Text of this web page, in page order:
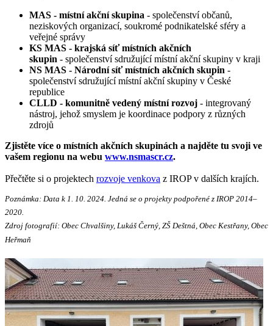
MAS - místní akční skupina - společenství občanů,
neziskových organizací, soukromé podnikatelské sféry a
veřejné správy
KS MAS - krajská síť místních akčních
skupin - společenství sdružující místní akční skupiny v kraji
NS MAS - Národní síť místních akčních skupin -
společenství sdružující místní akční skupiny v České
republice
CLLD - komunitně vedený místní rozvoj - integrovaný
nástroj, jehož smyslem je koordinace podpory z různých
zdrojů
Zjistěte více o místních akčních skupinách a najděte tu svoji ve
vašem regionu na webu www.nsmascr.cz.
Přečtěte si o projektech rozvoje venkova z IROP v dalších krajích.
Poznámka: Data k 1. 10. 2024. Jedná se o projekty podpořené z IROP 2014–
2020.
Zdroj fotografií: Obec Chvalšiny, Lukáš Černý, ZŠ Deštná, Obec Kestřany, Obec
Heřmaň